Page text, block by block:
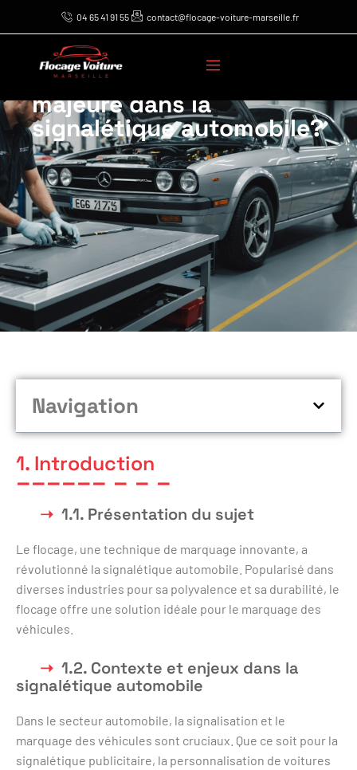
04 65 41 91 55 contact@flocage-voiture-marseille.fr
Comment le flocage
constitue une avancée
majeure dans la
signalétique automobile?
Navigation
1. Introduction
1.1. Présentation du sujet
Le flocage, une technique de marquage innovante, a
révolutionné la signalétique automobile. Popularisé dans
diverses industries pour sa polyvalence et sa durabilité, le
flocage offre une solution idéale pour le marquage des
véhicules.
1.2. Contexte et enjeux dans la
signalétique automobile
Dans le secteur automobile, la signalisation et le
marquage des véhicules sont cruciaux. Que ce soit pour la
signalétique publicitaire, la personnalisation de voitures